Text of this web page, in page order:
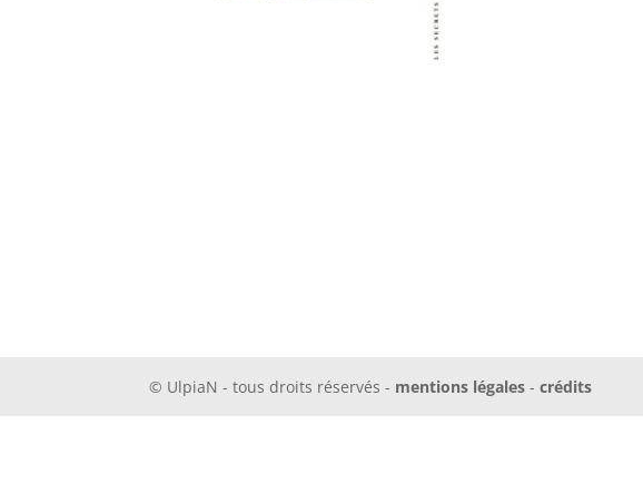
© UlpiaN - tous droits réservés - mentions légales - crédits